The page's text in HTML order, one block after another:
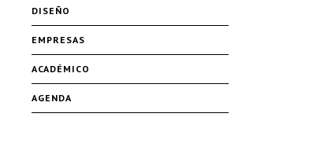
DISEÑO
EMPRESAS
ACADÉMICO
AGENDA